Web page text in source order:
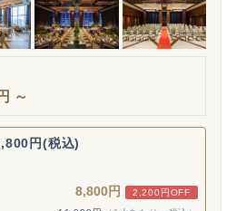
～
円(税込)
8,800円
2,200円OFF